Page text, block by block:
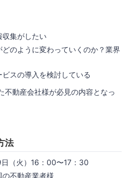
集がしたい
のように変わっていくのか？業界
スの導入を検討している
不動産会社様が必見の内容となっ
法
（火）16：00〜17：30
不動産業者様